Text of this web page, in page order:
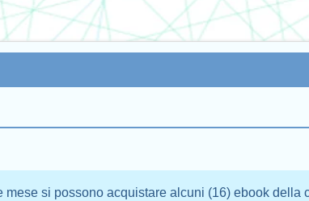
mese si possono acquistare alcuni (16) ebook della